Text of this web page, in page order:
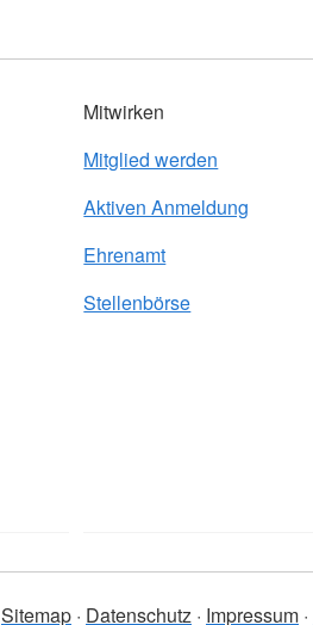
Mitwirken
Mitglied werden
Aktiven Anmeldung
Ehrenamt
Stellenbörse
Sitemap Datenschutz Impressum